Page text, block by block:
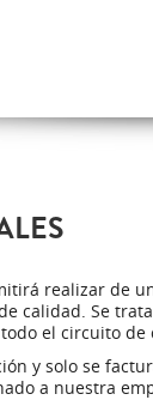
realizar de
calidad. Se
el circuito de
y solo se
a nuestra